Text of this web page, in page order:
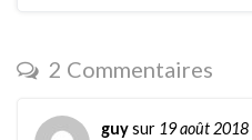
2 Commentaires
guysur 19 août 2018